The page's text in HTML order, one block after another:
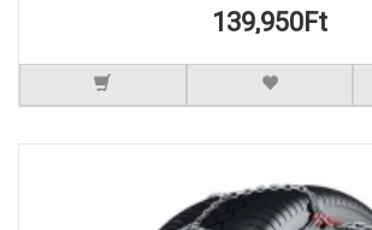
139,950Ft